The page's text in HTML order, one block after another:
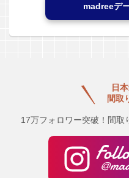
madreeデ
日
間取
17万フォロワー突破！間取